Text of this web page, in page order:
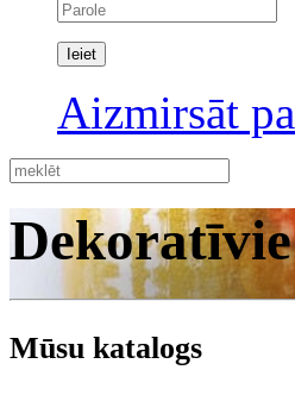
Aizmirsāt
Mūsu katalogs